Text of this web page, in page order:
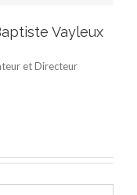
Vayleux
et Directeur